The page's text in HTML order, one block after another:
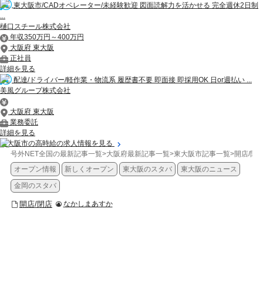
東大阪市/CADオペレーター/未経験歓迎 図面読解力を活かせる 完全週休2日制
樋口スチール株式会社
年収350万円～400万円
大阪府 東大阪
正社員
詳細を見る
配達/ドライバー/軽作業・物流系 履歴書不要 即面接 即採用OK 日or週払い ...
美風グループ株式会社
大阪府 東大阪
業務委託
詳細を見る
東大阪市の高時給の求人情報を見る
号外NET全国の最新記事一覧>大阪府最新記事一覧>東大阪市記事一覧>開店/閉
オープン情報
新しくオープン 東大阪のスタバ 東大阪のニュース
金岡のスタバ
開店/閉店 なかしまあすか